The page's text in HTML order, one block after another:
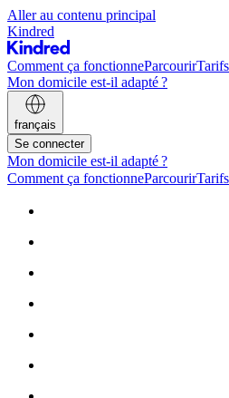
Aller au contenu principal
Kindred
Comment ça fonctionneParcourirTarifs
Mon domicile est-il adapté ?
français
Se connecter
Mon domicile est-il adapté ?
Comment ça fonctionneParcourirTarifs